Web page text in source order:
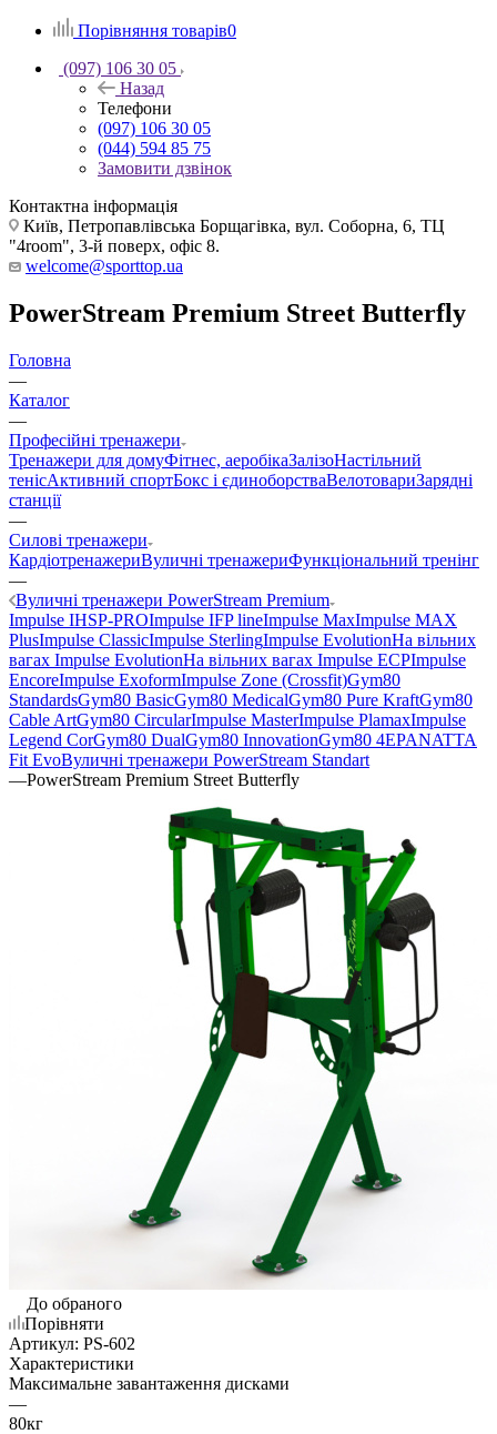
Порівняння товарів0
(097) 106 30 05
Назад
Телефони
(097) 106 30 05
(044) 594 85 75
Замовити дзвінок
Контактна інформація
Київ, Петропавлівська Борщагівка, вул. Соборна, 6, ТЦ
"4room", 3-й поверх, офіс 8.
welcome@sporttop.ua
PowerStream Premium Street Butterfly
Головна
—
Каталог
—
Професійні тренажери
Тренажери для домуФітнес, аеробікаЗалізоНастільний
тенісАктивний спортБокс і єдиноборстваВелотовариЗарядні
станції
—
Силові тренажери
КардіотренажериВуличні тренажериФункціональний тренінг
—
Вуличні тренажери PowerStream Premium
Impulse IHSP-PROImpulse IFP lineImpulse MaxImpulse MAX
PlusImpulse ClassicImpulse SterlingImpulse EvolutionНа вільних
вагах Impulse EvolutionНа вільних вагах Impulse ECPImpulse
EncoreImpulse ExoformImpulse Zone (Crossfit)Gym80
StandardsGym80 BasicGym80 MedicalGym80 Pure KraftGym80
Cable ArtGym80 CircularImpulse MasterImpulse PlamaxImpulse
Legend CorGym80 DualGym80 InnovationGym80 4EPANATTA
Fit EvoВуличні тренажери PowerStream Standart
—PowerStream Premium Street Butterfly
До обраного
Порівняти
Артикул: PS-602
Характеристики
Максимальне завантаження дисками
—
80кг